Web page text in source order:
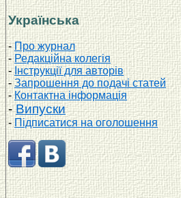
Українська
-Про журнал
-Редакційна колегія
- Інструкції для авторів
-Запрошення до подачі статей
-Контактна інформація
-Випуски
-Підписатися на оголошення